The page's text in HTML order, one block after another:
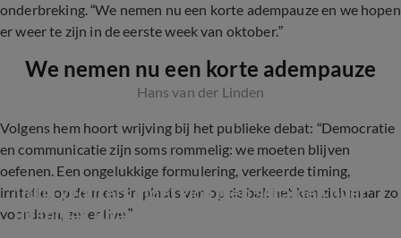
onderbreking. “We nemen nu een korte adempauze en we hopen
er weer te zijn in de eerste week van oktober.”
We nemen nu een korte adempauze
Hans van der Linden
Volgens hem hoort wrijving bij het publieke debat: “Democratie
en communicatie zijn soms rommelig: we moeten blijven
oefenen. Een ongelukkige formulering, verkeerde timing,
irritatie, op de mens in plaats van op de bal: het kan zich maar zo
voordoen, zeker live.”
'Julia Wouters moet zich diep schamen over
uitspraak Charlie Kirk'